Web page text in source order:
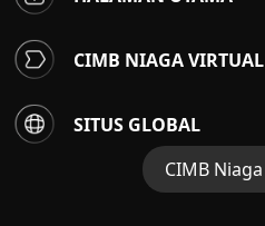
CIMB NIAGA VIRTUAL
SITUS GLOBAL
CIMB Niaga